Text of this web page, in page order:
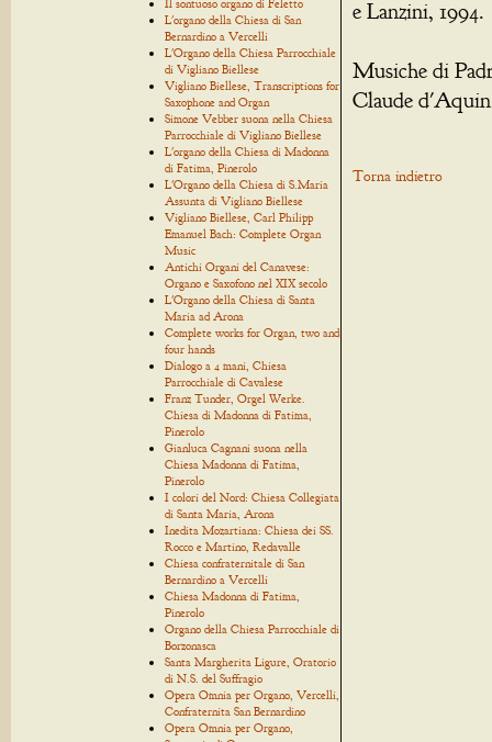
Il sontuoso organo di Feletto
L'organo della Chiesa di San
Bernardino a Vercelli
L'Organo della Chiesa Parrocchiale
di Vigliano Biellese
Vigliano Biellese, Transcriptions for
Saxophone and Organ
Simone Vebber suona nella Chiesa
Parrocchiale di Vigliano Biellese
L'organo della Chiesa di Madonna
di Fatima, Pinerolo
L'Organo della Chiesa di S.Maria
Assunta di Vigliano Biellese
Vigliano Biellese, Carl Philipp
Emanuel Bach: Complete Organ
Music
Antichi Organi del Canavese:
Organo e Saxofono nel XIX secolo
L'Organo della Chiesa di Santa
Maria ad Arona
Complete works for Organ, two and
four hands
Dialogo a 4 mani, Chiesa
Parrocchiale di Cavalese
Franz Tunder, Orgel Werke.
Chiesa di Madonna di Fatima,
Pinerolo
Gianluca Cagnani suona nella
Chiesa Madonna di Fatima,
Pinerolo
I colori del Nord: Chiesa Collegiata
di Santa Maria, Arona
Inedita Mozartiana: Chiesa dei SS.
Rocco e Martino, Redavalle
Chiesa confraternitale di San
Bernardino a Vercelli
Chiesa Madonna di Fatima,
Pinerolo
Organo della Chiesa Parrocchiale di
Borzonasca
Santa Margherita Ligure, Oratorio
di N.S. del Suffragio
Opera Omnia per Organo, Vercelli,
Confraternita San Bernardino
Opera Omnia per Organo,
e Lanzini, 1994.
Musiche di
Claude
Torna indietro